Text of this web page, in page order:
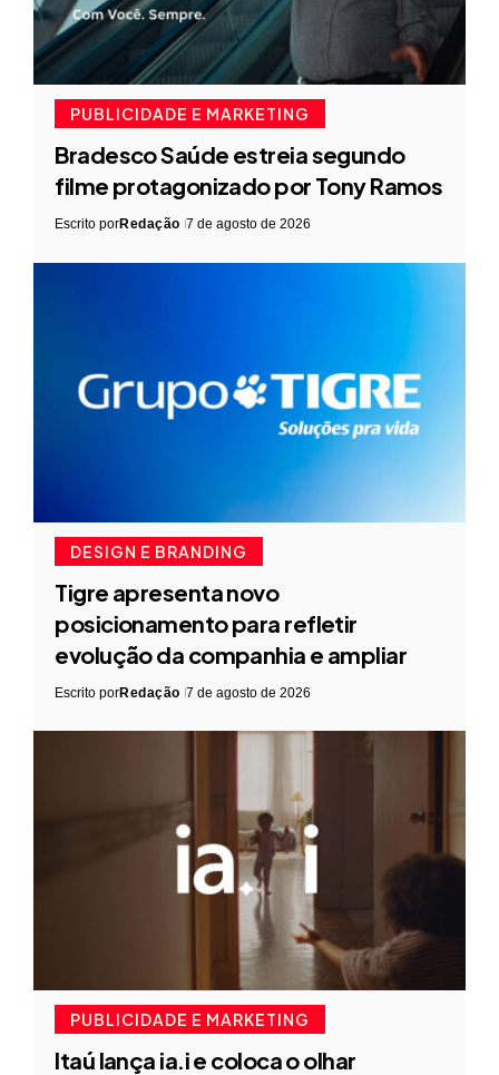
PUBLICIDADE E MARKETING
Bradesco Saúde estreia segundo
filme protagonizado por Tony Ramos
Escrito porRedação 7 de agosto de 2026
DESIGN E BRANDING
Tigre apresenta novo
posicionamento para refletir
evolução da companhia e ampliar
Escrito porRedação 7 de agosto de 2026
PUBLICIDADE E MARKETING
Itaú lança ia.i e coloca o olhar